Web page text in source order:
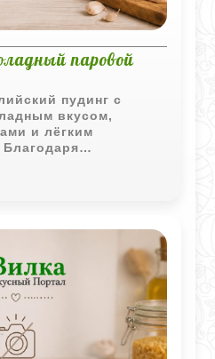
паровой
пудинг с
вкусом,
и лёгким
десерт
влажным и очень